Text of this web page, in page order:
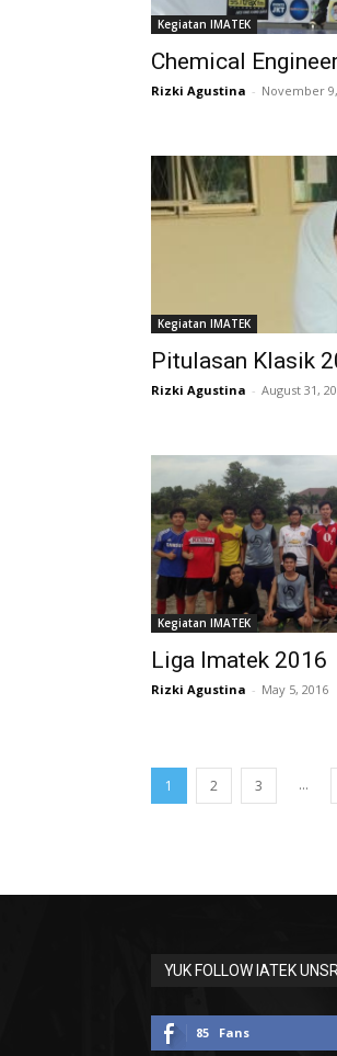
Kegiatan IMATEK
Chemical
Rizki Agustina - November
Kegiatan IMATEK
Pitulasan Klasik
Rizki Agustina - August 31,
Kegiatan IMATEK
Liga Imatek 2016
Rizki Agustina - May 5, 2016
1 2 3 ...
YUK FOLLOW IATEK UNSRI
85 Fans